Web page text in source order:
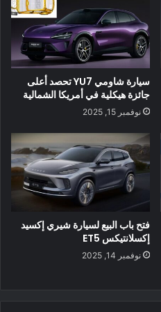
سيارة شاومي YU7 تحصد أعلى
جائزة هيكلية في أمريكا الشمالية
نوفمبر 15, 2025
فتح باب البيع لسيارة شيري إكسيد
إكسلانتيكس ET5
نوفمبر 14, 2025